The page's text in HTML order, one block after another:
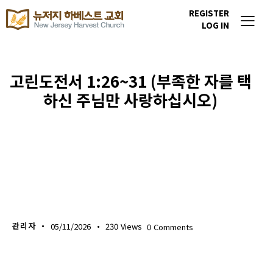
REGISTER
LOG IN
고린도전서 1:26~31 (부족한 자를 택
하신 주님만 사랑하십시오)
관리자 05/11/2026 230 Views 0 Comments